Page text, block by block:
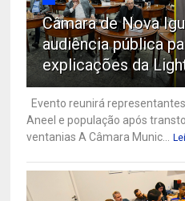
Câmara de Nova
audiência pública
explicações da
Evento reunirá
Aneel e população após
ventanias A Câmara Munic...